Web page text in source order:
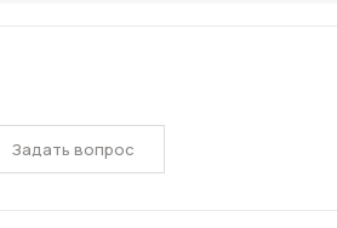
Задать вопрос